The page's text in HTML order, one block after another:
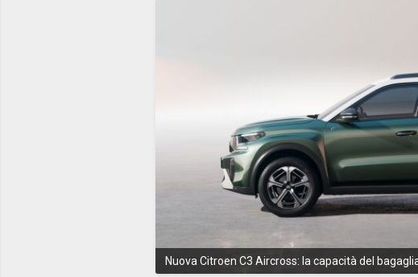
Nuova Citroen C3 Aircross: la capacità del